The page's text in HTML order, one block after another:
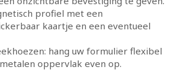
profiel met een
kaartje en een eventueel
hang uw formulier flexibel
oppervlak even op.